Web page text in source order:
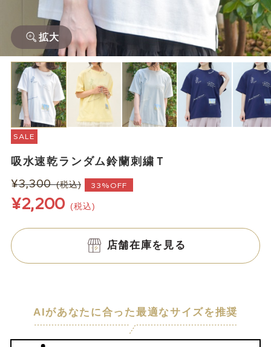
拡大
SALE
吸水速乾ランダム鈴蘭刺繍Ｔ
¥3,300 (税込) 33%OFF
¥2,200 (税込)
店舗在庫を見る
AIがあなたに合った最適なサイズを推奨